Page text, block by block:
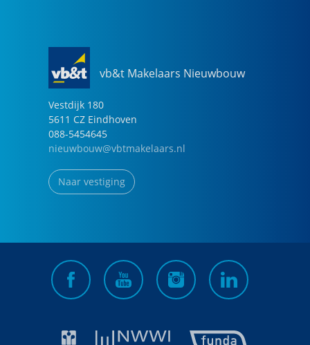
vb&t Makelaars Nieuwbouw
Vestdijk 180
5611 CZ Eindhoven
088-5454645
nieuwbouw@vbtmakelaars.nl
Naar vestiging